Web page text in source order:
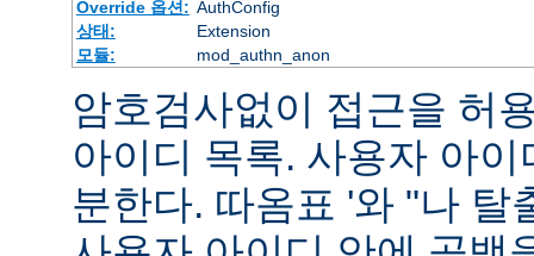
Override 옵션: AuthConfig
상태:
Extension
모듈:
mod_authn_anon
암호검사없이 접근을 허
아이디 목록. 사용자 아
분한다. 따옴표 '와 "나 탈